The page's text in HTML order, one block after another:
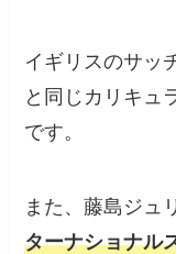
イギリスのサッ
と同じカリキュ
です。
また、藤島ジュ
ターナショナル